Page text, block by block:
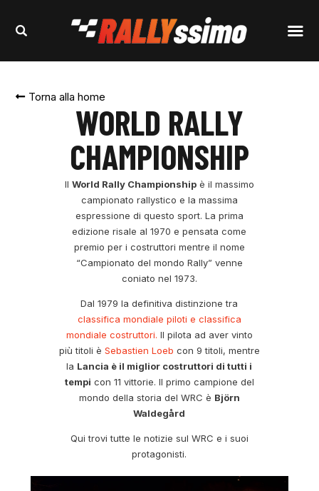
Torna alla home
WORLD RALLY
CHAMPIONSHIP
Il World Rally Championshipè il massimo
campionato rallystico e la massima
espressione di questo sport. La prima
edizione risale al 1970 e pensata come
premio per i costruttori mentre il nome
“Campionato del mondo Rally” venne
coniato nel 1973.
Dal 1979 la definitiva distinzione tra
classifica mondiale piloti e classifica
mondiale costruttori. Il pilota ad aver vinto
più titoli è Sebastien Loeb con 9 titoli, mentre
la Lancia è il miglior costruttori di tutti i
tempi con 11 vittorie. Il primo campione del
mondo della storia del WRC è Björn
Waldegård
Qui trovi tutte le notizie sul WRC e i suoi
protagonisti.